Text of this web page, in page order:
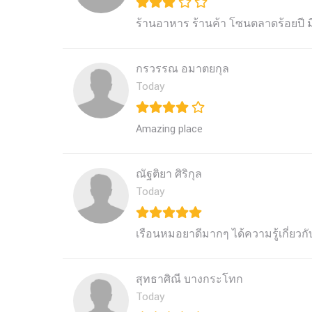
ร้านอาหาร ร้านค้า โซนตลาดร้อยปี
กรวรรณ อมาตยกุล
Today
Amazing place
ณัฐติยา ศิริกุล
Today
เรือนหมอยาดีมากๆ ได้ความรู้เกี่ยว
สุทธาศิณี บางกระโทก
Today